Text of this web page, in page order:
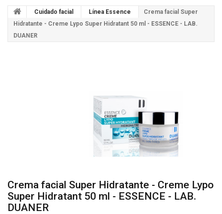
Cuidado facial Línea Essence
Crema facial Super
Hidratante - Creme Lypo Super Hidratant 50 ml - ESSENCE - LAB.
DUANER
Crema facial Super Hidratante - Creme Lypo
Super Hidratant 50 ml - ESSENCE - LAB.
DUANER